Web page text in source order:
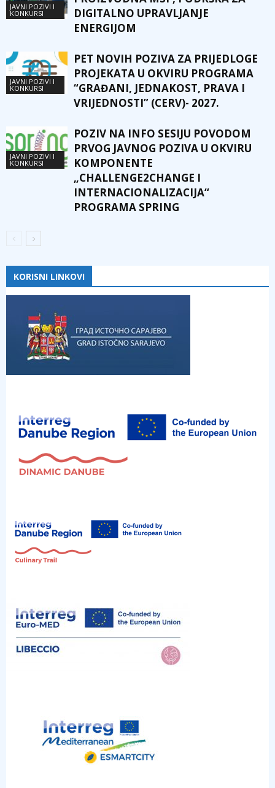
JAVNI POZIVI I
KONKURSI
DIGITALNO UPRAVLJANJE
ENERGIJOM
JAVNI POZIVI I
KONKURSI
PET NOVIH POZIVA ZA PRIJEDLOGE
PROJEKATA U OKVIRU PROGRAMA
“GRAĐANI, JEDNAKOST, PRAVA I
VRIJEDNOSTI” (CERV)- 2027.
JAVNI POZIVI I
KONKURSI
POZIV NA INFO SESIJU POVODOM
PRVOG JAVNOG POZIVA U OKVIRU
KOMPONENTE
„CHALLENGE2CHANGE I
INTERNACIONALIZACIJA“
PROGRAMA SPRING
KORISNI LINKOVI